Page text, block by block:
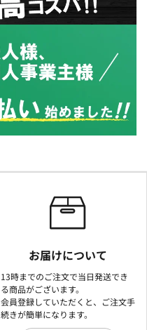
お届けについて
13時までのご注文で当日発送でき
る商品がございます。
会員登録していただくと、ご注文手
続きが簡単になります。